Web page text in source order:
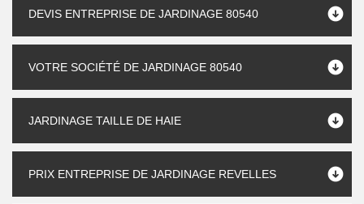
DEVIS ENTREPRISE DE JARDINAGE 80540
VOTRE SOCIÉTÉ DE JARDINAGE 80540
JARDINAGE TAILLE DE HAIE
PRIX ENTREPRISE DE JARDINAGE REVELLES